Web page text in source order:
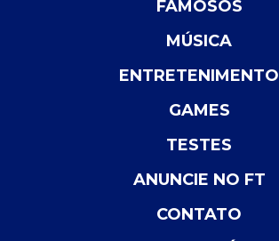
FAMOSOS
MÚSICA
ENTRETENIMENTO
GAMES
TESTES
ANUNCIE NO FT
CONTATO